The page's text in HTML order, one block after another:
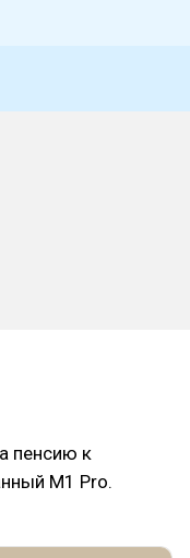
пенсию к
М1 Pro.